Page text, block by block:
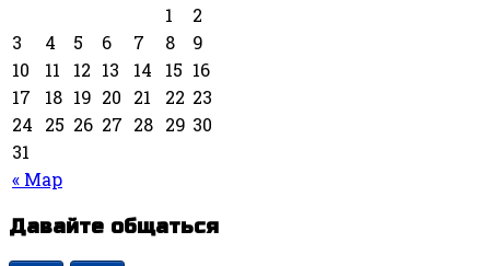
« Мар
1
2
3
4 5 6 7 8
9
10
11 12 13 14 15 16
17
18 19 20 21 22 23
24
25 26 27 28 29 30
31
Давайте общаться